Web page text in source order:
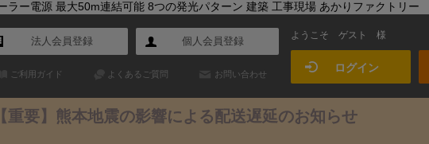
ラー電源 最大50m連結可能 8つの発光パターン 建築 工事現場 あかりファクトリー
法人会員登録 個人会員登録
ご利用ガイド よくあるご質問 お問い合わせ
ようこそ ゲスト 様
ログイン
【重要】熊本地震の影響による配送遅延のお知らせ